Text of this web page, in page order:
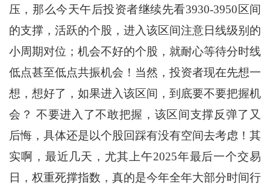
压，那么今天午后投资者继续先看3930-3950区间
的支撑，活跃的个股，进入该区间注意日线级别的
小周期对位；机会不好的个股，就耐心等待分时线
低点甚至低点共振机会！当然，投资者现在先想一
想，想好了，如果进入该区间，到底要不要把握机
会？ 不要进入了不敢把握，该区间支撑反弹了又
后悔，具体还是以个股回踩有没有空间去考虑！其
实啊，最近几天，尤其上午2025年最后一个交易
日，权重死撑指数，真的是今年全年大部分时间行